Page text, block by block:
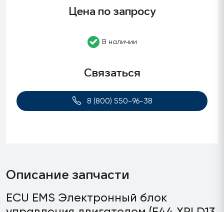
Цена по запросу
В наличии
Связаться
8 (800) 550-96-38
Описание запчасти
ECU EMS Электронный блок